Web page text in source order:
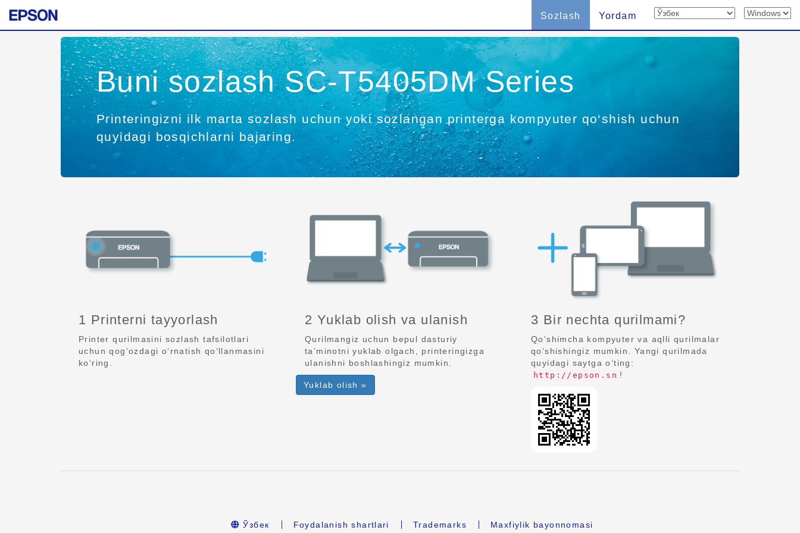
Sozlash Yordam
Buni sozlash SC-T5405DM Series
Printeringizni ilk marta sozlash uchun yoki sozlangan printerga kompyuter qo‘shish uchun
quyidagi bosqichlarni bajaring.
1 Printerni tayyorlash
Printer qurilmasini sozlash tafsilotlari
uchun qog‘ozdagi o‘rnatish qo‘llanmasini
ko‘ring.
2 Yuklab olish va ulanish
Qurilmangiz uchun bepul dasturiy
ta’minotni yuklab olgach, printeringizga
ulanishni boshlashingiz mumkin.
Yuklab olish »
3 Bir nechta qurilmami?
Qo‘shimcha kompyuter va aqlli qurilmalar
qo‘shishingiz mumkin. Yangi qurilmada
quyidagi saytga o‘ting:
http://epson.sn !
Ўзбек Foydalanish shartlari Trademarks Maxfiylik bayonnomasi